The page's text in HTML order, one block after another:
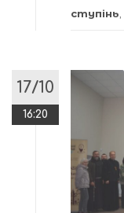
ступінь,
17/10
16:20